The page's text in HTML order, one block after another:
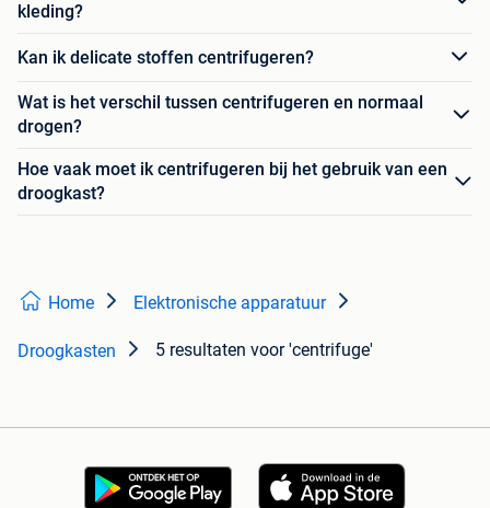
kleding?
Kan ik delicate stoffen centrifugeren?
Wat is het verschil tussen centrifugeren en normaal
drogen?
Hoe vaak moet ik centrifugeren bij het gebruik van een
droogkast?
Home Elektronische apparatuur
Droogkasten 5 resultaten voor 'centrifuge'